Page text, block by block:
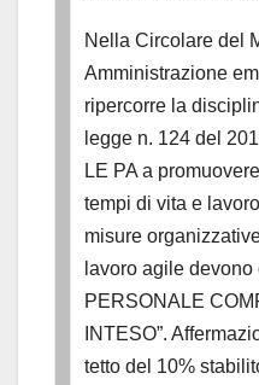
Nella Circolare del
Amministrazione
ripercorre la
legge n. 124 del
LE PA a
tempi di vita e
misure
lavoro agile devono
PERSONALE
INTESO”.
tetto del 10%